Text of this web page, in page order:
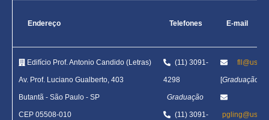
Endereço Telefones E-mail
Edifício Prof. Antonio Candido (Letras)
Av. Prof. Luciano Gualberto, 403
Butantã - São Paulo - SP
CEP 05508-010
(11) 3091-
4298
Graduação
(11) 3091-
[Graduação